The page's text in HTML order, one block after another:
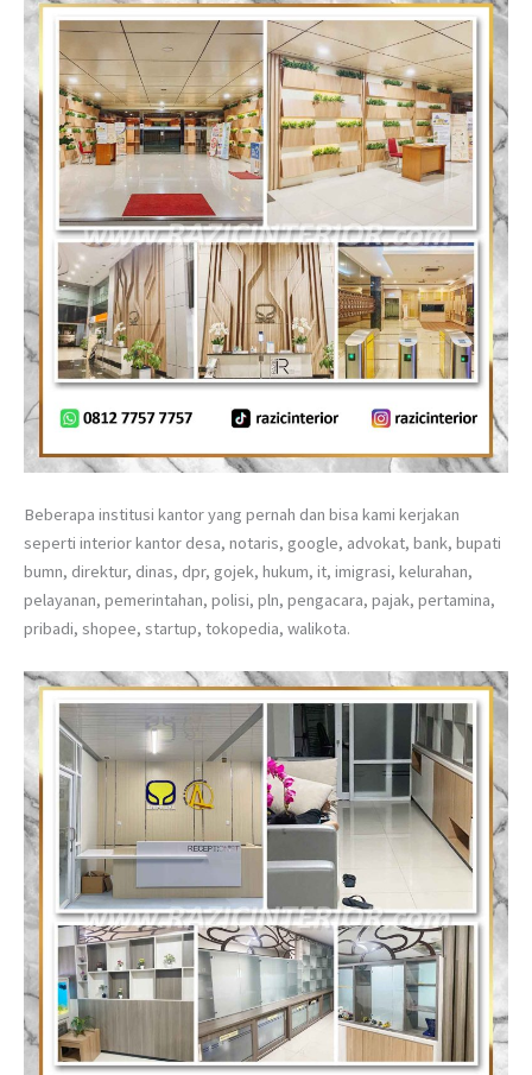
Beberapa institusi kantor yang pernah dan bisa kami kerjakan
seperti interior kantor desa, notaris, google, advokat, bank, bupati
bumn, direktur, dinas, dpr, gojek, hukum, it, imigrasi, kelurahan,
pelayanan, pemerintahan, polisi, pln, pengacara, pajak, pertamina,
pribadi, shopee, startup, tokopedia, walikota.